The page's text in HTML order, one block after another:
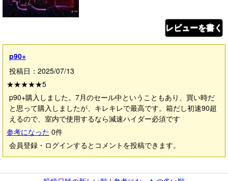
レビューを書く
p90+
投稿日：2025/07/13
★★★★★5
p90+購入しました。7月のセール中ということもあり、買い時だ
と思って購入しましたが、キレキレで最高です。箱だし初速90超
えるので、室内で使用するなら減速ハイダー必須です
参考になった 0件
会員登録・ログインするとコメントを投稿できます。